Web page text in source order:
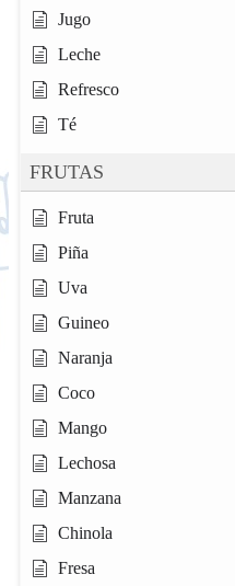
Jugo
Leche
Refresco
Té
FRUTAS
Fruta
Piña
Uva
Guineo
Naranja
Coco
Mango
Lechosa
Manzana
Chinola
Fresa